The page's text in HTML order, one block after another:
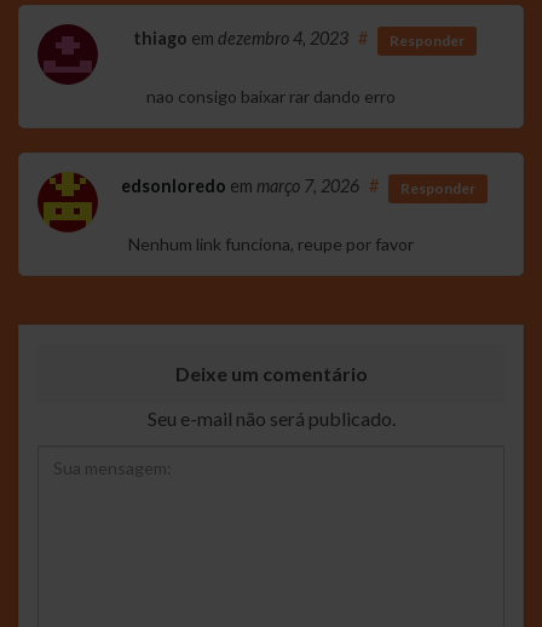
thiago em dezembro 4, 2023 # Responder
nao consigo baixar rar dando erro
edsonloredo em março 7, 2026 # Responder
Nenhum link funciona, reupe por favor
Deixe um comentário
Seu e-mail não será publicado.